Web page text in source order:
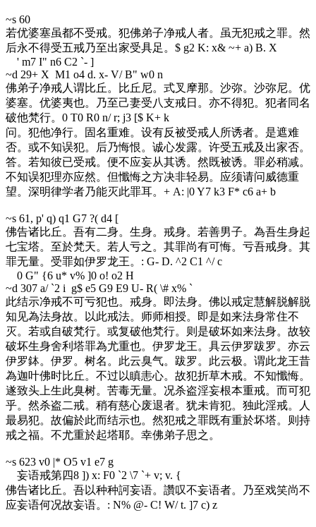
~s 60
若优婆塞虽都不受戒。犯佛弟子净戒人者。虽无犯戒之罪。然
后永不得受五戒乃至出家受具足。 $ g2 K: x& ~+ a) B. X
' m7 I" n6 C2 `- ]
~d 29+ X M1 o4 d. x- V/ B" w0 n
佛弟子净戒人谓比丘。比丘尼。式叉摩那。沙弥。沙弥尼。优
婆塞。优婆夷也。乃至己妻受八支戒日。亦不得犯。犯者同名
破他梵行。 0 T0 R0 n/ r; j3 [$ K+ k
问。犯他净行。固名重难。设有反被受戒人所诱者。是遮难
否。或不知误犯。后乃悔恨。诚心发露。许受五戒及出家否。
答。若知彼已受戒。便不应妄从其诱。然既被诱。罪必稍减。
不知误犯理亦应然。但懺悔之方决非轻易。应须请问威德重
望。深明律学者乃能灭此罪耳。 + A: |0 Y7 k3 F* c6 a+ b
~s 61 , p' q) q1 G7 ?( d4 [
佛告诸比丘。吾有二身。生身。戒身。若善男子。為吾生身起
七宝塔。至於梵天。若人亏之。其罪尚有可悔。亏吾戒身。其
罪无量。受罪如伊罗龙王。 : G- D. ^2 C1 ^/ c
0 G" {6 u* v% ]0 o! o2 H
~d 307 a/ `2 i g$ e5 G9 E9 U- R( \# x% `
此结示净戒不可亏犯也。戒身。即法身。佛以戒定慧解脱解脱
知见為法身故。以此戒法。师师相授。即是如来法身常住不
灭。若或自破梵行。或复破他梵行。则是破坏如来法身。故较
破坏生身舍利塔罪為尤重也。伊罗龙王。具云伊罗跋罗。亦云
伊罗鉢。伊罗。树名。此云臭气。跋罗。此云极。谓此龙王昔
為迦叶佛时比丘。不过以瞋恚心。故犯折草木戒。不知懺悔。
遂致头上生此臭树。苦毒无量。况杀盗淫妄根本重戒。而可犯
乎。然杀盗二戒。稍有慈心废退者。犹未肯犯。独此淫戒。人
最易犯。故偏於此而结示也。然犯戒之罪既有重於坏塔。则持
戒之福。不尤重於起塔耶。幸佛弟子思之。
~s 623 v0 |* O5 v1 e7 g
妄语戒第四8 ]) x: F0 `2 \7 `+ v; v. {
佛告诸比丘。吾以种种訶妄语。讚叹不妄语者。乃至戏笑尚不
应妄语何况故妄语。 : N% @- C! W/ t. ]7 c) z